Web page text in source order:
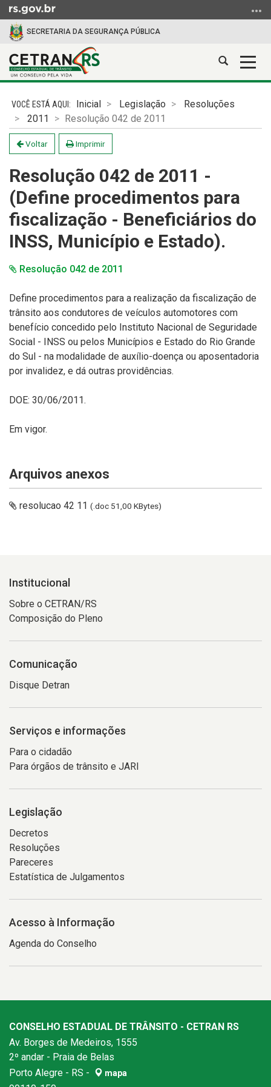
para
para
menu
para
busca
SECRETARIA DA SEGURANÇA PÚBLICA
Abrir
conteúdo
Inicial Legislação
Resoluções
2011
Resolução 042 de 2011
Voltar Imprimir
Resolução 042 de 2011 -
(Define procedimentos para
fiscalização - Beneficiários do
INSS, Município e Estado).
Resolução 042 de 2011
Define procedimentos para a realização da fiscalização de
trânsito aos condutores de veículos automotores com
benefício concedido pelo Instituto Nacional de Seguridade
Social - INSS ou pelos Municípios e Estado do Rio Grande
do Sul - na modalidade de auxílio-doença ou aposentadoria
por invalidez, e dá outras providências.
DOE: 30/06/2011.
Em vigor.
Arquivos anexos
resolucao 42 11 (.doc 51,00 KBytes)
Institucional
Sobre o CETRAN/RS
Composição do Pleno
Comunicação
Disque Detran
Serviços e informações
Para o cidadão
Para órgãos de trânsito e JARI
Legislação
Decretos
Resoluções
Pareceres
Estatística de Julgamentos
Acesso à Informação
Agenda do Conselho
CONSELHO ESTADUAL DE TRÂNSITO - CETRAN RS
Av. Borges de Medeiros, 1555
2º andar - Praia de Belas
Porto Alegre - RS -
mapa